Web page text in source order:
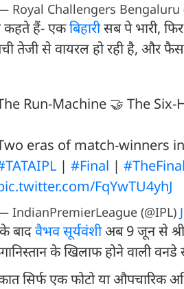
Royal Challengers Bengaluru
कहते हैं- एकबिहारी सब पे भारी,
तेजी से वायरल हो रही है, और फैस
Run-Machine 🤝 The
eras of match-winners
| #Final |
FqYwTU4yhJ
IndianPremierLeague (@IPL)
बादवैभव सूर्यवंशीअब 9 जून से
के खिलाफ होने वाली वनडे
सिर्फ एक फोटो या औपचारिक